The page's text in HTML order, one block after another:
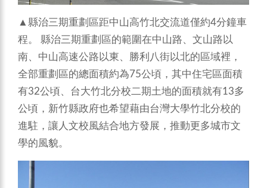
▲縣治三期重劃區距中山高竹北交流道僅約4分鐘車
程。 縣治三期重劃區的範圍在中山路、文山路以
南、中山高速公路以東、勝利八街以北的區域裡，
全部重劃區的總面積約為75公頃，其中住宅區面積
有32公頃、台大竹北分校二期土地的面積就有13多
公頃，新竹縣政府也希望藉由台灣大學竹北分校的
進駐，讓人文校風結合地方發展，推動更多城市文
學的風貌。